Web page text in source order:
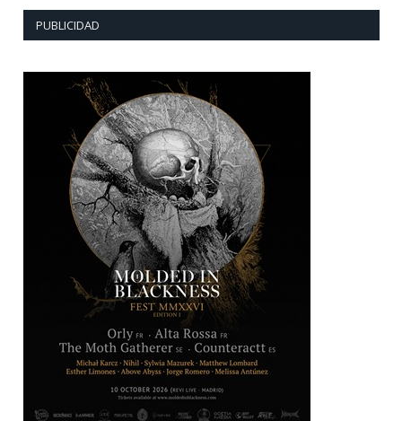
PUBLICIDAD